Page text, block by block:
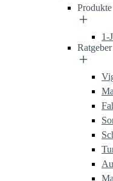
Produkte
1-
Ratgeber